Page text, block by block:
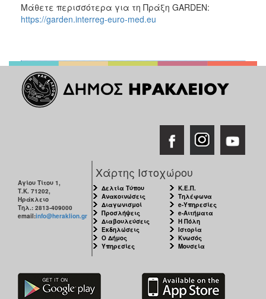
Μάθετε περισσότερα για τη Πράξη GARDEN:
https://garden.interreg-euro-med.eu
Αγίου Τίτου 1,
Τ.Κ. 71202,
Ηράκλειο
Τηλ.: 2813-409000
email:info@heraklion.gr
Χάρτης Ιστοχώρου
Δελτία Τύπου
Ανακοινώσεις
Διαγωνισμοί
Προσλήψεις
Διαβουλεύσεις
Εκδηλώσεις
Ο Δήμος
Υπηρεσίες
Κ.Ε.Π.
Τηλέφωνα
e-Υπηρεσίες
e-Αιτήματα
Η Πόλη
Ιστορία
Κνωσός
Μουσεία